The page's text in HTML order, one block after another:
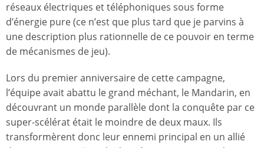
réseaux électriques et téléphoniques sous forme
d’énergie pure (ce n’est que plus tard que je parvins à
une description plus rationnelle de ce pouvoir en terme
de mécanismes de jeu).
Lors du premier anniversaire de cette campagne,
l’équipe avait abattu le grand méchant, le Mandarin, en
découvrant un monde parallèle dont la conquête par ce
super-scélérat était le moindre de deux maux. Ils
transformèrent donc leur ennemi principal en un allié